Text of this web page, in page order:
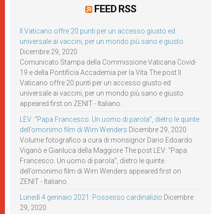
FEED RSS
Il Vaticano offre 20 punti per un accesso giusto ed
universale ai vaccini, per un mondo più sano e giusto
Dicembre 29, 2020
Comunicato Stampa della Commissione Vaticana Covid-
19 e della Pontificia Accademia per la Vita The post Il
Vaticano offre 20 punti per un accesso giusto ed
universale ai vaccini, per un mondo più sano e giusto
appeared first on ZENIT - Italiano.
LEV: “Papa Francesco. Un uomo di parola”, dietro le quinte
dell’omonimo film di Wim Wenders Dicembre 29, 2020
Volume fotografico a cura di monsignor Dario Edoardo
Viganò e Gianluca della Maggiore The post LEV: “Papa
Francesco. Un uomo di parola”, dietro le quinte
dell’omonimo film di Wim Wenders appeared first on
ZENIT - Italiano.
Lunedì 4 gennaio 2021: Possesso cardinalizio Dicembre
29, 2020